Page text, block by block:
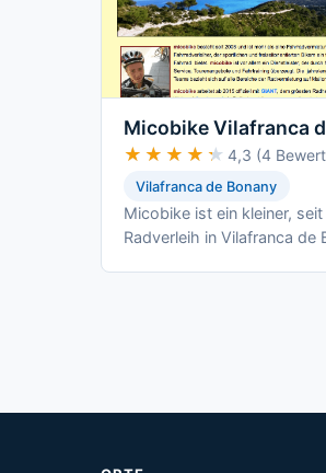
Micobike Vilafranca
★★★★★
★★★★★ 4,3 (4
Vilafranca de Bonany
Micobike ist ein kleiner,
Radverleih in Vilafranca de